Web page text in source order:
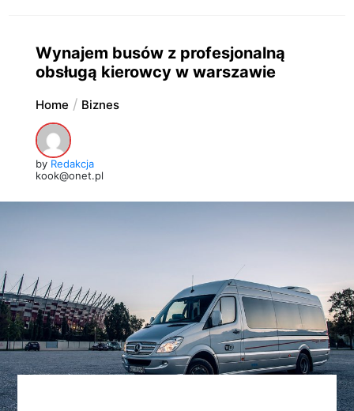
Wynajem busów z profesjonalną
obsługą kierowcy w warszawie
Home Biznes
by Redakcja
kook@onet.pl